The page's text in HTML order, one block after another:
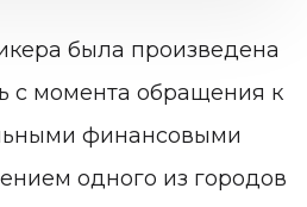
была произведена
с момента обращения к
финансовыми
одного из городов